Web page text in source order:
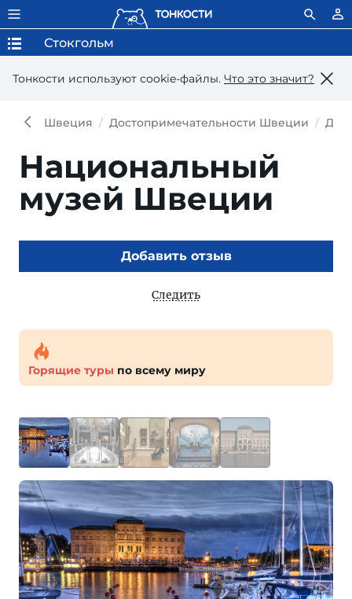
Тонкости используют сookie-файлы. Что это значит?
Стокгольм
Швеция Достопримечательности Швеции
Национальный
музей Швеции
Добавить отзыв
Следить
Горящие туры по всему миру